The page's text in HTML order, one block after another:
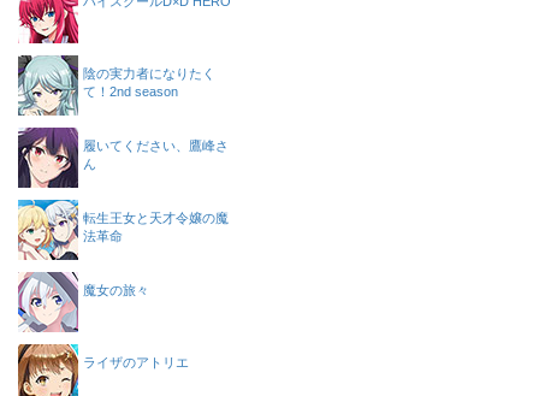
陰の実力者になりたく
て！2nd season
履いてください、鷹峰さ
ん
転生王女と天才令嬢の魔
法革命
魔女の旅々
ライザのアトリエ